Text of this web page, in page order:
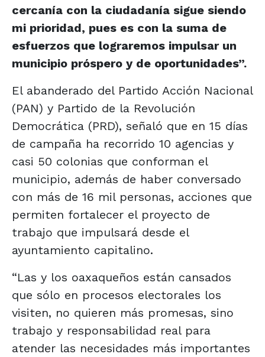
cercanía con la ciudadanía sigue siendo
mi prioridad, pues es con la suma de
esfuerzos que lograremos impulsar un
municipio próspero y de oportunidades”.
El abanderado del Partido Acción Nacional
(PAN) y Partido de la Revolución
Democrática (PRD), señaló que en 15 días
de campaña ha recorrido 10 agencias y
casi 50 colonias que conforman el
municipio, además de haber conversado
con más de 16 mil personas, acciones que
permiten fortalecer el proyecto de
trabajo que impulsará desde el
ayuntamiento capitalino.
“Las y los oaxaqueños están cansados
que sólo en procesos electorales los
visiten, no quieren más promesas, sino
trabajo y responsabilidad real para
atender las necesidades más importantes